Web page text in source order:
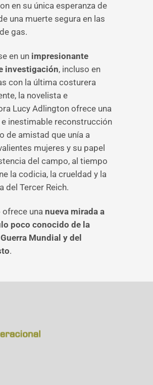
en su única esperanza de
una muerte segura en las
gas.
en un impresionante
investigación, incluso en
con la última costurera
la novelista e
Lucy Adlington ofrece una
inestimable reconstrucción
de amistad que unía a
mujeres y su papel
del campo, al tiempo
la codicia, la crueldad y la
del Tercer Reich.
ofrece una nueva mirada a
poco conocido de la
Mundial y del
.